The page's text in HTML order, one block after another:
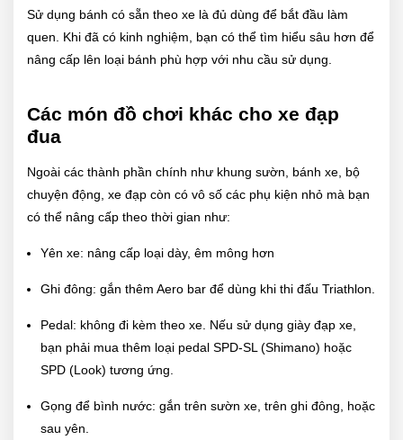
Sử dụng bánh có sẵn theo xe là đủ dùng để bắt đầu làm
quen. Khi đã có kinh nghiệm, bạn có thể tìm hiểu sâu hơn để
nâng cấp lên loại bánh phù hợp với nhu cầu sử dụng.
Các món đồ chơi khác cho xe đạp
đua
Ngoài các thành phần chính như khung sườn, bánh xe, bộ
chuyện động, xe đạp còn có vô số các phụ kiện nhỏ mà bạn
có thể nâng cấp theo thời gian như:
Yên xe: nâng cấp loại dày, êm mông hơn
Ghi đông: gắn thêm Aero bar để dùng khi thi đấu Triathlon.
Pedal: không đi kèm theo xe. Nếu sử dụng giày đạp xe,
bạn phải mua thêm loại pedal SPD-SL (Shimano) hoặc
SPD (Look) tương ứng.
Gọng để bình nước: gắn trên sườn xe, trên ghi đông, hoặc
sau yên.